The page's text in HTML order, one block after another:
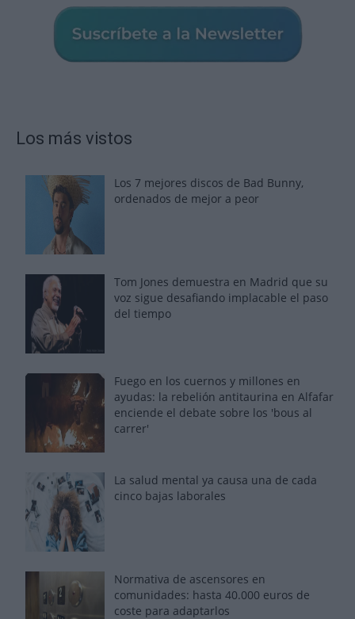
Los más vistos
Los 7 mejores discos de Bad Bunny,
ordenados de mejor a peor
Tom Jones demuestra en Madrid que su
voz sigue desafiando implacable el paso
del tiempo
Fuego en los cuernos y millones en
ayudas: la rebelión antitaurina en Alfafar
enciende el debate sobre los 'bous al
carrer'
La salud mental ya causa una de cada
cinco bajas laborales
Normativa de ascensores en
comunidades: hasta 40.000 euros de
coste para adaptarlos